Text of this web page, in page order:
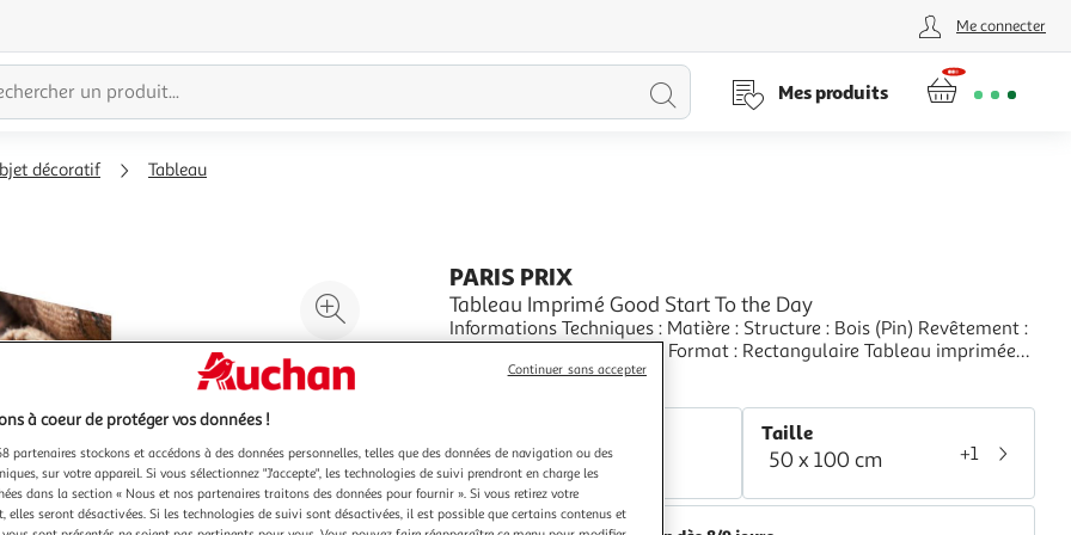
Me connecter
Lancer
Mes produits
décoratif Tableau
Agrandir
l'illustration
à
200%
Réduire
l'illustration
100
%
le
produit
PARIS PRIX
Tableau Imprimé Good Start To the Day
Informations Techniques : Matière : Structure : Bois (Pin) Revêtement :
Toile Intissée Spécificités : Format : Rectangulaire Tableau imprimée
sur toile Impression Full HD Haute Résolution 360 dpi Garantie une
En savoir +
Multicolore
Taille
50 x 100 cm +1
à coeur de protéger vos données !
partenaires stockons et accédons à des données personnelles, telles que des données de navigation ou des
sur votre appareil. Si vous sélectionnez "J'accepte", les technologies de suivi prendront en charge les
dans la section « Nous et nos partenaires traitons des données pour fournir ». Si vous retirez votre
elles seront désactivées. Si les technologies de suivi sont désactivées, il est possible que certains contenus et
Continuer sans accepter